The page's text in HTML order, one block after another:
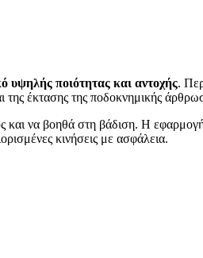
ποιότητας και αντοχής.
της έκτασης της ποδοκνημικής
να βοηθά στη βάδιση. Η
κινήσεις με ασφάλεια.